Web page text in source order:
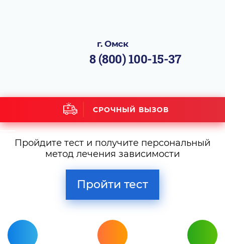
г. Омск
8 (800) 100-15-37
СРОЧНЫЙ ВЫЗОВ
Пройдите тест и получите персональный
метод лечения зависимости
Пройти тест